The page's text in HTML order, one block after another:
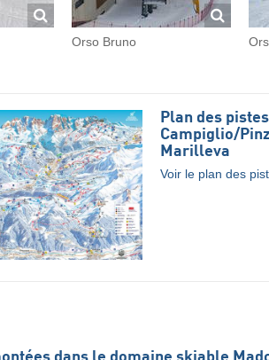
Orso Bruno
Plan des
Campiglio/​
Marilleva
Voir le plan des